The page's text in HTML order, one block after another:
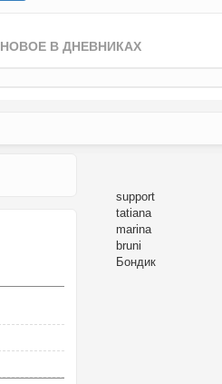
НОВОЕ В ДНЕВНИКАХ
support
tatiana
marina
bruni
Бондик